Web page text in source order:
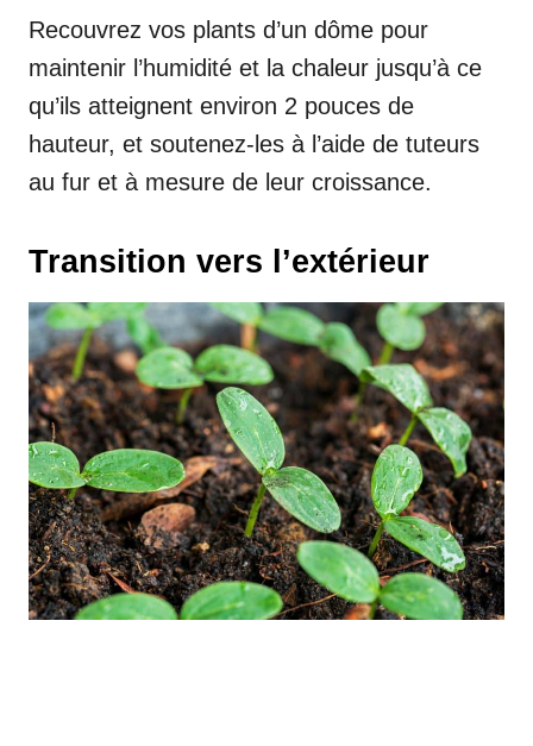
Recouvrez vos plants d’un dôme pour
maintenir l’humidité et la chaleur jusqu’à ce
qu’ils atteignent environ 2 pouces de
hauteur, et soutenez-les à l’aide de tuteurs
au fur et à mesure de leur croissance.
Transition vers l’extérieur